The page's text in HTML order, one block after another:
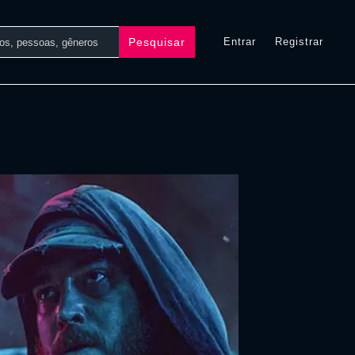
Pesquisar Entrar Registrar